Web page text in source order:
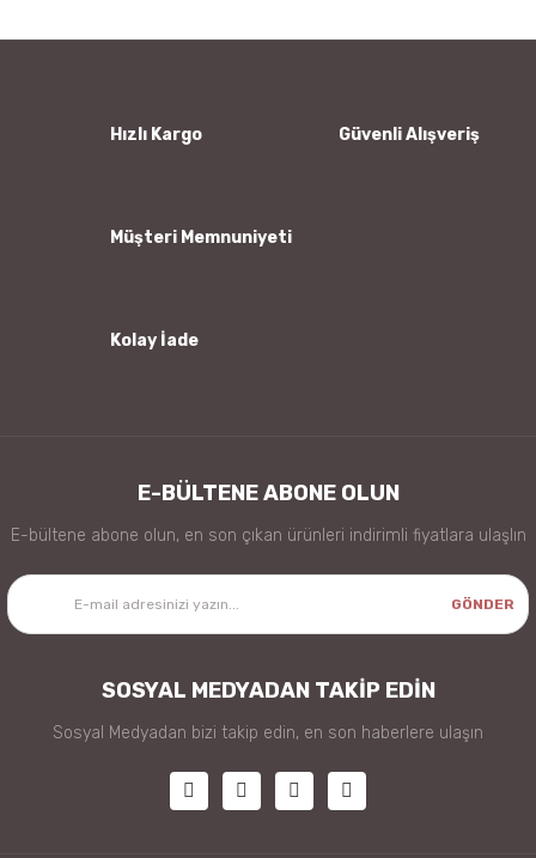
Ürün bilgilerinde hatalar bulunuyor.
Hızlı Kargo Güvenli Alışveriş
Müşteri Memnuniyeti
Kolay İade
E-BÜLTENE ABONE OLUN
E-bültene abone olun, en son çıkan ürünleri indirimli fiyatlara ulaşlın
GÖNDER
SOSYAL MEDYADAN TAKİP EDİN
Sosyal Medyadan bizi takip edin, en son haberlere ulaşın